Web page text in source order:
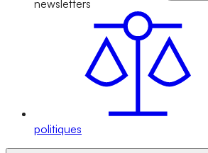
newsletters
politiques